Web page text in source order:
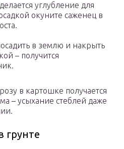
углубление для
окуните саженец в
в землю и накрыть
– получится
в картошке получается
– усыхание стеблей даже
грунте